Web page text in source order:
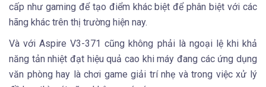
cấp như gaming để tạo điểm khác biệt để phân biệt với các
hãng khác trên thị trường hiện nay.
Và với Aspire V3-371 cũng không phải là ngoại lệ khi khả
năng tản nhiệt đạt hiệu quả cao khi máy đang các ứng dụng
văn phòng hay là chơi game giải trí nhẹ và trong việc xử lý